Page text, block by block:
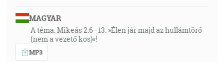
MAGYAR
A téma: Mikeás 2:6–13: »Élen jár majd az hullámtörő
(nem a vezető kos)«!
MP3